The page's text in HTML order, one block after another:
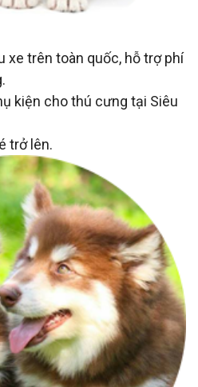
xe trên toàn quốc, hỗ trợ phí
kiện cho thú cưng tại Siêu
trở lên.